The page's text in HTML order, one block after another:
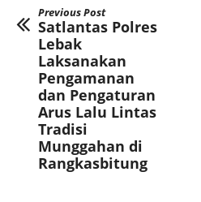
Previous Post
Satlantas Polres
Lebak
Laksanakan
Pengamanan
dan Pengaturan
Arus Lalu Lintas
Tradisi
Munggahan di
Rangkasbitung